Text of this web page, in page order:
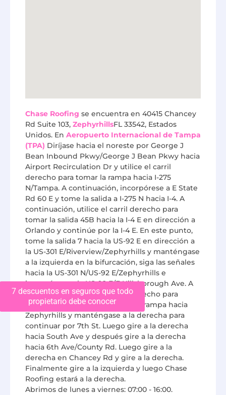
Chase Roofing se encuentra en 40415 Chancey
Rd Suite 103, ZephyrhillsFL 33542, Estados
Unidos. En Aeropuerto Internacional de Tampa
(TPA) Diríjase hacia el noreste por George J
Bean Inbound Pkwy/George J Bean Pkwy hacia
Airport Recirculation Dr y utilice el carril
derecho para tomar la rampa hacia I-275
N/Tampa. A continuación, incorpórese a E State
Rd 60 E y tome la salida a I-275 N hacia I-4. A
continuación, utilice el carril derecho para
tomar la salida 45B hacia la I-4 E en dirección a
Orlando y continúe por la I-4 E. En este punto,
tome la salida 7 hacia la US-92 E en dirección a
la US-301 E/Riverview/Zephyrhills y manténgase
a la izquierda en la bifurcación, siga las señales
hacia la US-301 N/US-92 E/Zephyrhills e
incorpórese a la US-92 E/E Hillsborough Ave. A
continuación, utilice el carril derecho para
incorporarse a la US-301 N por la rampa hacia
Zephyrhills y manténgase a la derecha para
continuar por 7th St. Luego gire a la derecha
hacia South Ave y después gire a la derecha
hacia 6th Ave/County Rd. Luego gire a la
derecha en Chancey Rd y gire a la derecha.
Finalmente gire a la izquierda y luego Chase
Roofing estará a la derecha.
Abrimos de lunes a viernes: 07:00 - 16:00.
7 descuentos en seguros que todo
propietario debe conocer